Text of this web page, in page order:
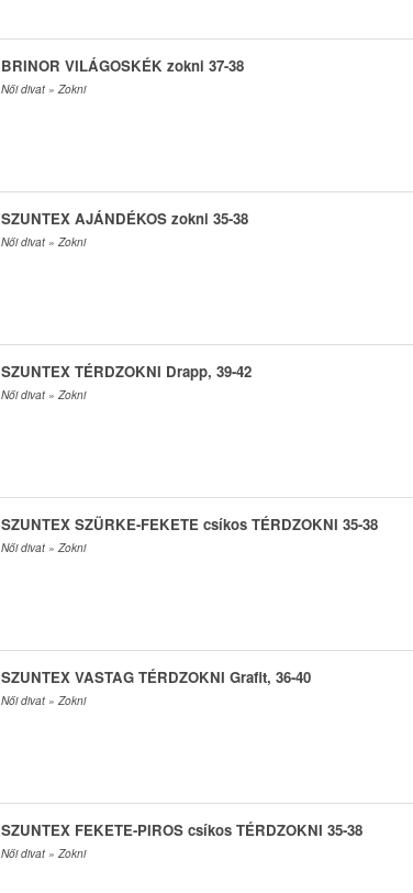
BRINOR VILÁGOSKÉK zokni 37-38
Női divat » Zokni
SZUNTEX AJÁNDÉKOS zokni 35-38
Női divat » Zokni
SZUNTEX TÉRDZOKNI Drapp, 39-42
Női divat » Zokni
SZUNTEX SZÜRKE-FEKETE csíkos TÉRDZOKNI 35-38
Női divat » Zokni
SZUNTEX VASTAG TÉRDZOKNI Grafit, 36-40
Női divat » Zokni
SZUNTEX FEKETE-PIROS csíkos TÉRDZOKNI 35-38
Női divat » Zokni